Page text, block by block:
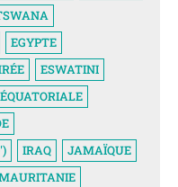
EGYPTE
ESWATINI
IRAQ
JAMAÏQUE